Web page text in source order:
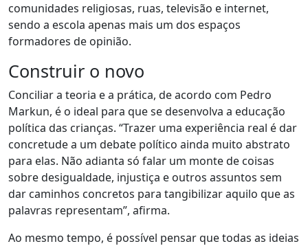
comunidades religiosas, ruas, televisão e internet,
sendo a escola apenas mais um dos espaços
formadores de opinião.
Construir o novo
Conciliar a teoria e a prática, de acordo com Pedro
Markun, é o ideal para que se desenvolva a educação
política das crianças. “Trazer uma experiência real é dar
concretude a um debate político ainda muito abstrato
para elas. Não adianta só falar um monte de coisas
sobre desigualdade, injustiça e outros assuntos sem
dar caminhos concretos para tangibilizar aquilo que as
palavras representam”, afirma.
Ao mesmo tempo, é possível pensar que todas as ideias